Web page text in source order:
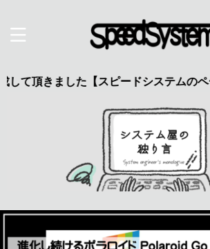
した【スピードシステムのページを